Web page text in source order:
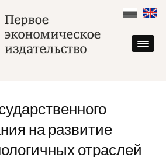
content
на развитие
отраслей